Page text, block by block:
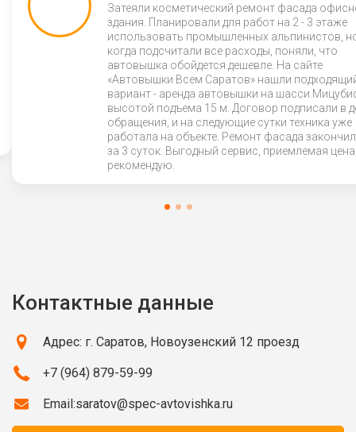
Затеяли косметический ремонт фасада
здания. Планировали для работ на 2 - 3 этаже
использовать промышленных альпинистов,
когда подсчитали все расходы, поняли, что
автовышка обойдется дешевле. На сайте
«Автовышки Всем Саратов» нашли
вариант - аренда автовышки на шасси
высотой подъема 15 м. Договор подписали в
обращения, и на следующие сутки техника уже
работала на объекте. Ремонт фасада
за 3 суток. Выгодный сервис, приемлемая
рекомендую.
Контактные данные
Адрес: г. Саратов, Новоузенский 12 проезд
+7 (964) 879-59-99
Email:saratov@spec-avtovishka.ru